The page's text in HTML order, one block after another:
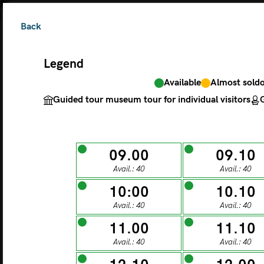
The ticket grants
Legend
Available
Guided tour
M
MONDAY
Back
Legend
Available Almost
Guided tour museum tour for individual visitors
09.00
Avail.: 40
09.10
Avail.: 40
10:00
Avail.: 40
10.10
Avail.: 40
11.00
Avail.: 40
11.10
Avail.: 40